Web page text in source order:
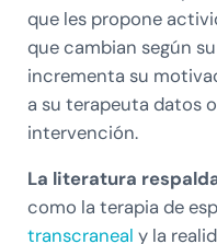
que les propone
que cambian según
incrementa su
a su terapeuta datos
intervención.
La literatura
como la terapia de
transcraneal y la